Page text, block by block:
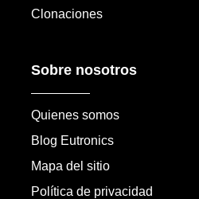
Clonaciones
Sobre nosotros
Quienes somos
Blog Eutronics
Mapa del sitio
Política de privacidad